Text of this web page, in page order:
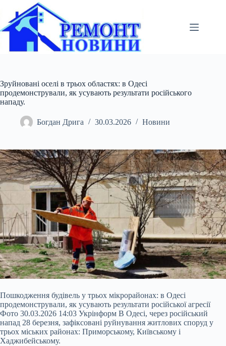
вмісту
Зруйновані оселі в трьох областях: в Одесі
продемонстрували, як усувають результати російського
нападу.
Богдан Дрига 30.03.2026 Новини
Пошкодження будівель у трьох мікрорайонах: в Одесі
продемонстрували, як усувають результати російської агресії
Фото 30.03.2026 14:03 Укрінформ В Одесі, через російський
напад 28 березня, зафіксовані руйнування житлових споруд у
трьох міських районах: Приморському, Київському і
Хаджибейському.